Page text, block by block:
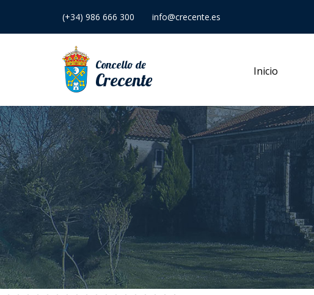
(+34) 986 666 300 info@crecente.es
Concello de
Crecente Inicio